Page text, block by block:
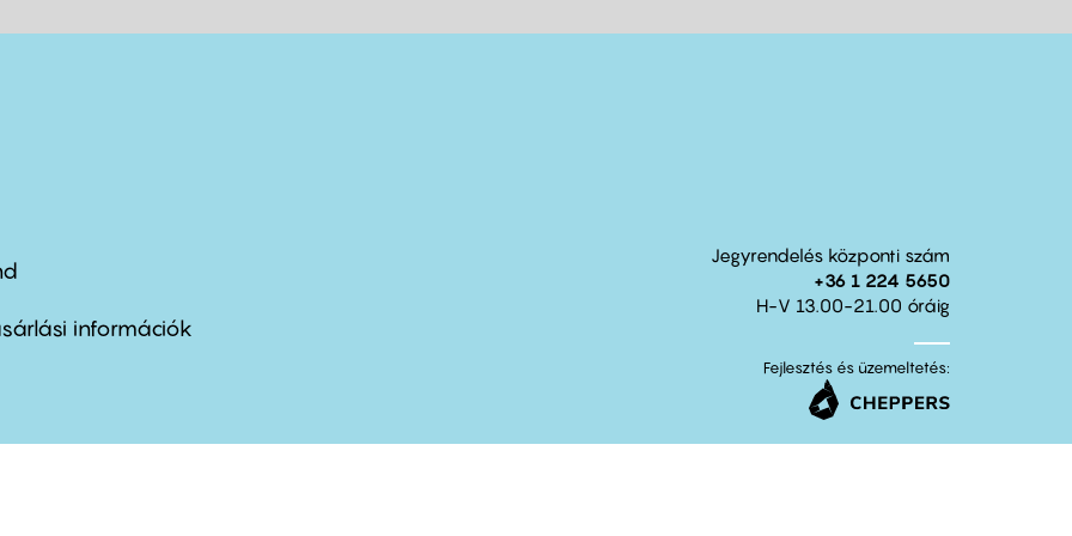
információk
Jegyrendelés központi szám
+36 1 224 5650
H-V 13.00-21.00 óráig
Fejlesztés és üzemeltetés: